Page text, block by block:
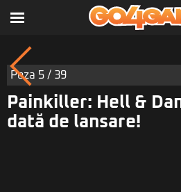
Poza 5 / 39
Painkiller: Hell &
dată de lansare!